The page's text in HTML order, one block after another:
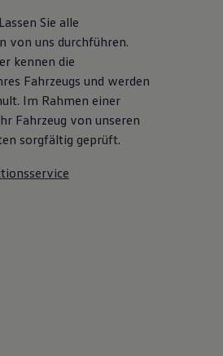
& Ratgeber
Reisen
& Erlebnisse
& Zubehör
Sie alle
von uns durchführen.
kennen die
Fahrzeugs und werden
Im Rahmen einer
Fahrzeug von unseren
sorgfältig geprüft.